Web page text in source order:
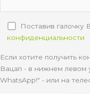
Поставив галочку
конфиденциальности
Если хотите получить
Вацап - в нижнем левом
WhatsApp!" - или на